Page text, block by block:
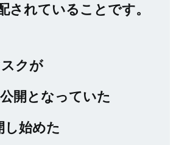
されていることです。
クが
開となっていた
し始めた